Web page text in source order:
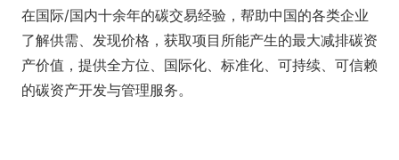
在国际/国内十余年的碳交易经验，帮助中国的各类企业
了解供需、发现价格，获取项目所能产生的最大减排碳资
产价值，提供全方位、国际化、标准化、可持续、可信赖
的碳资产开发与管理服务。